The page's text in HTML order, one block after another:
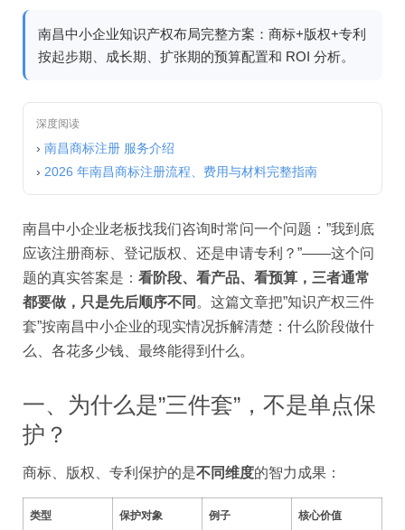
南昌中小企业知识产权布局完整方案：商标+版权+专利
按起步期、成长期、扩张期的预算配置和 ROI 分析。
深度阅读
› 南昌商标注册 服务介绍
› 2026 年南昌商标注册流程、费用与材料完整指南
南昌中小企业老板找我们咨询时常问一个问题：”我到底
应该注册商标、登记版权、还是申请专利？”——这个问
题的真实答案是： 看阶段、看产品、看预算，三者通常
都要做，只是先后顺序不同 。这篇文章把”知识产权三件
套”按南昌中小企业的现实情况拆解清楚：什么阶段做什
么、各花多少钱、最终能得到什么。
一、为什么是”三件套”，不是单点保
护？
商标、版权、专利保护的是不同维度的智力成果：
类型 保护对象 例子 核心价值